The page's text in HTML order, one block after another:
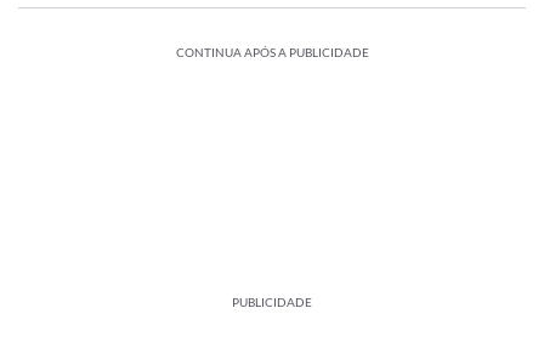
CONTINUA APÓS A PUBLICIDADE
PUBLICIDADE